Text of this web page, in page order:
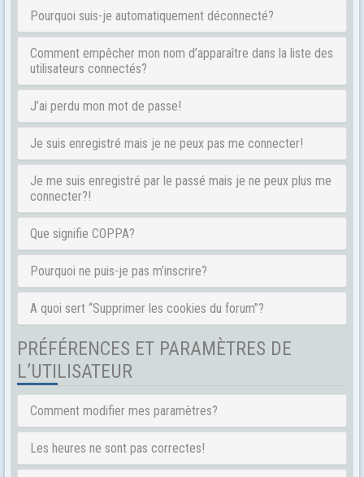
Pourquoi suis-je automatiquement déconnecté?
Comment empêcher mon nom d’apparaître dans la liste des
utilisateurs connectés?
J’ai perdu mon mot de passe!
Je suis enregistré mais je ne peux pas me connecter!
Je me suis enregistré par le passé mais je ne peux plus me
connecter?!
Que signifie COPPA?
Pourquoi ne puis-je pas m’inscrire?
A quoi sert “Supprimer les cookies du forum”?
PRÉFÉRENCES ET PARAMÈTRES DE
L’UTILISATEUR
Comment modifier mes paramètres?
Les heures ne sont pas correctes!